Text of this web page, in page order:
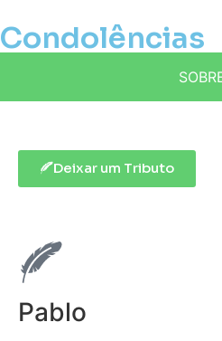
Condolências
Deixar um Tributo
Pablo